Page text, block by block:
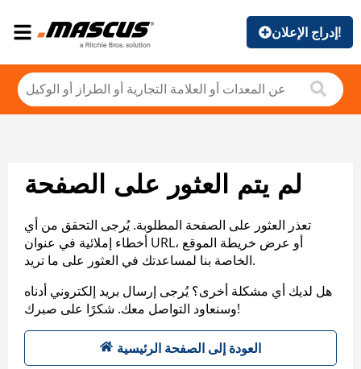
إدراج الإعلان!
لم يتم العثور على الصفحة
تعذر العثور على الصفحة المطلوبة. يُرجى التحقق من أي
أخطاء إملائية في عنوان URL، أو عرض خريطة الموقع
الخاصة بنا لمساعدتك في العثور على ما تريد.
هل لديك أي مشكلة أخرى؟ يُرجى إرسال بريد إلكتروني أدناه
وسنعاود التواصل معك. شكرًا على صبرك!
العودة إلى الصفحة الرئيسية